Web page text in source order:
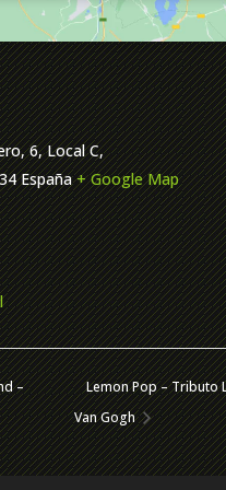
6, Local C,
España + Google Map
–
Lemon Pop – Tributo
Van Gogh